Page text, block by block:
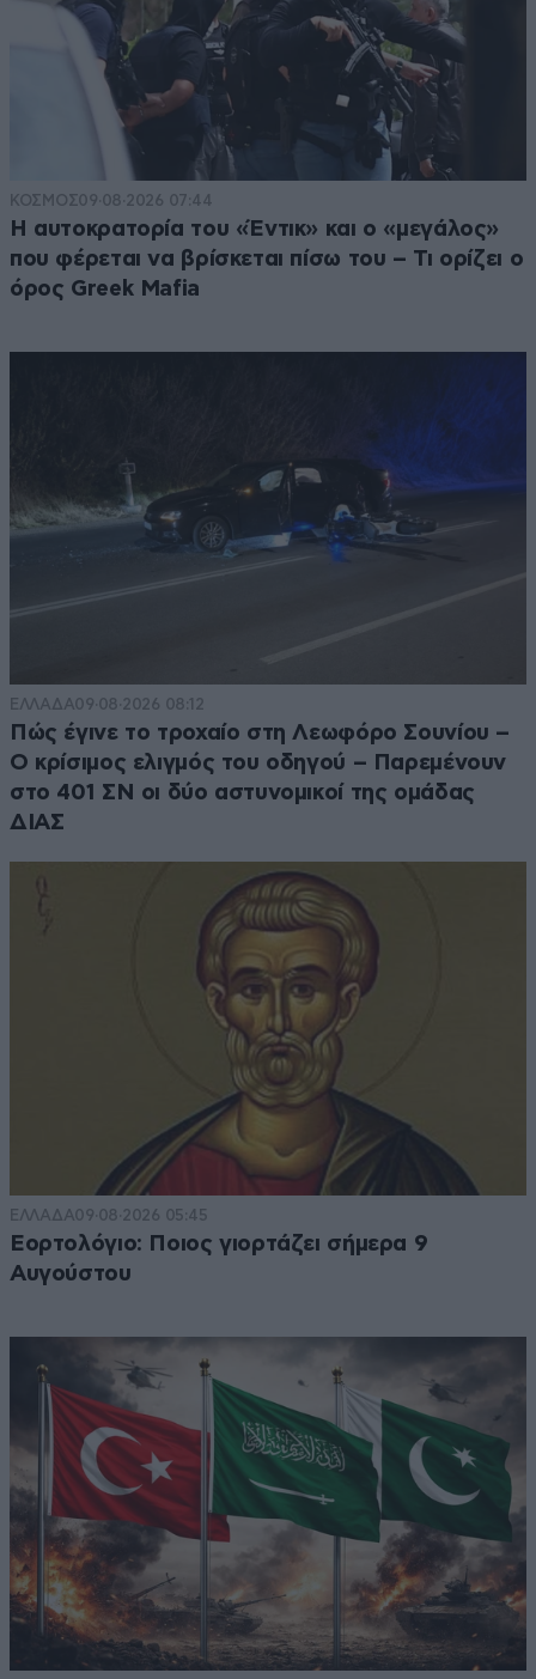
ΚΟΣΜΟΣ09·08·2026 07:44
Η αυτοκρατορία του «Έντικ» και ο «μεγάλος»
που φέρεται να βρίσκεται πίσω του – Τι ορίζει ο
όρος Greek Mafia
ΕΛΛΑΔΑ09·08·2026 08:12
Πώς έγινε το τροχαίο στη Λεωφόρο Σουνίου –
Ο κρίσιμος ελιγμός του οδηγού – Παρεμένουν
στο 401 ΣΝ οι δύο αστυνομικοί της ομάδας
ΔΙΑΣ
ΕΛΛΑΔΑ09·08·2026 05:45
Εορτολόγιο: Ποιος γιορτάζει σήμερα 9
Αυγούστου